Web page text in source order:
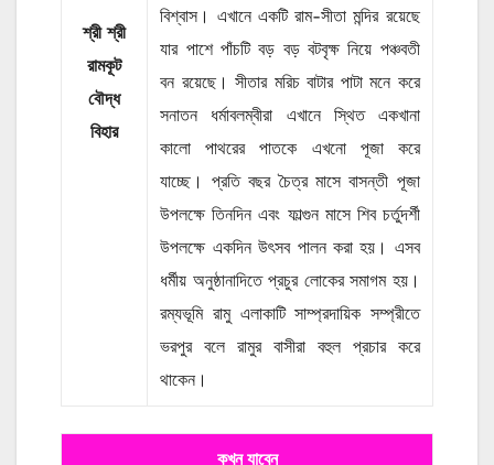
শ্রী শ্রী
রামকূট
বৌদ্ধ
বিহার
বিশ্বাস। এখানে একটি রাম-সীতা মন্দির রয়েছে
যার পাশে পাঁচটি বড় বড় বটবৃক্ষ নিয়ে পঞ্চবতী
বন রয়েছে। সীতার মরিচ বাটার পাটা মনে করে
সনাতন ধর্মাবলম্বীরা এখানে স্থিত একখানা
কালো পাথরের পাতকে এখনো পূজা করে
যাচ্ছে। প্রতি বছর চৈত্র মাসে বাসন্তী পূজা
উপলক্ষে তিনদিন এবং ফাল্গুন মাসে শিব চর্তুদর্শী
উপলক্ষে একদিন উৎসব পালন করা হয়। এসব
ধর্মীয় অনুষ্ঠানাদিতে প্রচুর লোকের সমাগম হয়।
রম্যভূমি রামু এলাকাটি সাম্প্রদায়িক সম্প্রীতে
ভরপুর বলে রামুর বাসীরা বহুল প্রচার করে
থাকেন।
কখন যাবেন